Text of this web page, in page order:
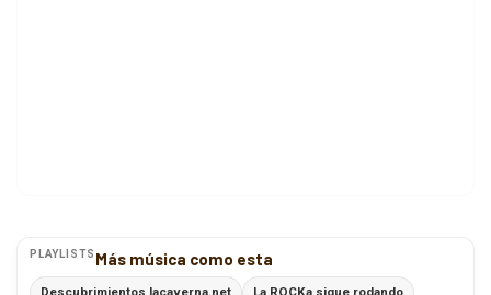
PLAYLISTS Más música como esta